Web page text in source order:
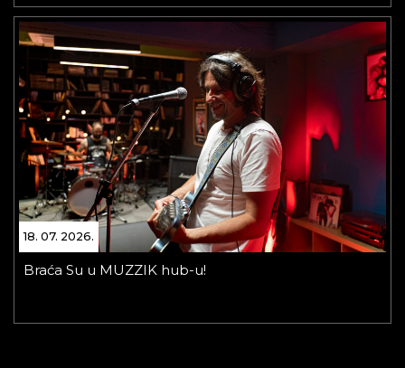
18. 07. 2026.
Braća Su u MUZZIK hub-u!